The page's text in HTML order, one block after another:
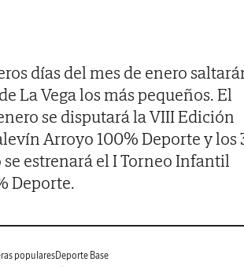
días del mes de enero
La Vega los más pequeños. El
se disputará la VIII Edición
Arroyo 100% Deporte y los
se estrenará el I Torneo Infantil
Deporte.
popularesDeporte Base